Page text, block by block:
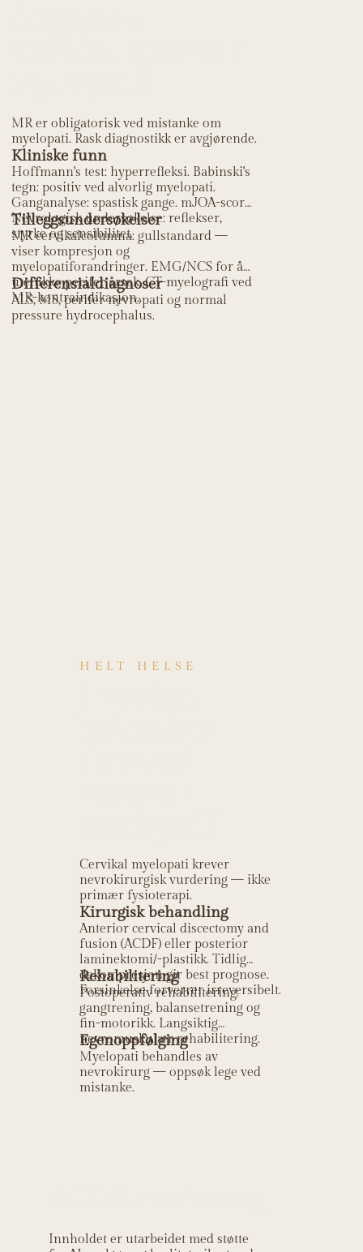
MR er obligatorisk ved mistanke om
myelopati. Rask diagnostikk er avgjørende.
Kliniske funn
Hoffmann's test: hyperrefleksi. Babinski's
tegn: positiv ved alvorlig myelopati.
Ganganalyse: spastisk gange. mJOA-score.
Nevrologisk undersøkelse: reflekser,
styrke og sensibilitet.
Tilleggsundersøkelser
MR cervikalcolumna: gullstandard —
viser kompresjon og
myelopatiforandringer. EMG/NCS for å
utelukke perifer årsak. CT-myelografi ved
MR-kontraindikasjon.
Differensialdiagnoser
ALS, MS, perifer nevropati og normal
pressure hydrocephalus.
HELT HELSE
Cervikal myelopati krever
nevrokirurgisk vurdering — ikke
primær fysioterapi.
Kirurgisk behandling
Anterior cervical discectomy and
fusion (ACDF) eller posterior
laminektomi/-plastikk. Tidlig
dekompresjon gir best prognose.
Forsinkelse forverrer irreversibelt.
Rehabilitering
Postoperativ rehabilitering:
gangtrening, balansetrening og
fin-motorikk. Langsiktig
nevromuskulær rehabilitering.
Egenoppfølging
Myelopati behandles av
nevrokirurg — oppsøk lege ved
mistanke.
Innholdet er utarbeidet med støtte